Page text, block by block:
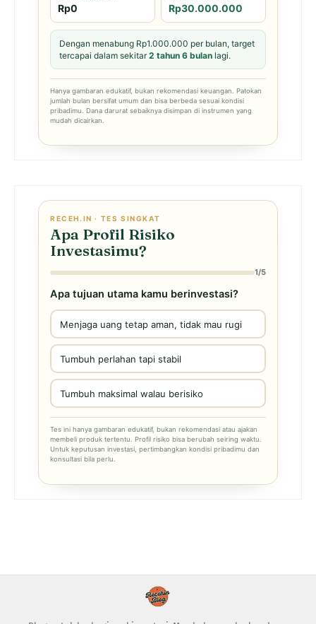
Rp0 Rp30.000.000
Dengan menabung Rp1.000.000 per bulan, target
tercapai dalam sekitar2 tahun 6 bulan lagi.
Hanya gambaran edukatif, bukan rekomendasi keuangan. Patokan
jumlah bulan bersifat umum dan bisa berbeda sesuai kondisi
pribadimu. Dana darurat sebaiknya disimpan di instrumen yang
mudah dicairkan.
RECEH.IN · TES SINGKAT
Apa Profil Risiko
Investasimu?
1/5
Apa tujuan utama kamu berinvestasi?
Menjaga uang tetap aman, tidak mau rugi
Tumbuh perlahan tapi stabil
Tumbuh maksimal walau berisiko
Tes ini hanya gambaran edukatif, bukan rekomendasi atau ajakan
membeli produk tertentu. Profil risiko bisa berubah seiring waktu.
Untuk keputusan investasi, pertimbangkan kondisi pribadimu dan
konsultasi bila perlu.